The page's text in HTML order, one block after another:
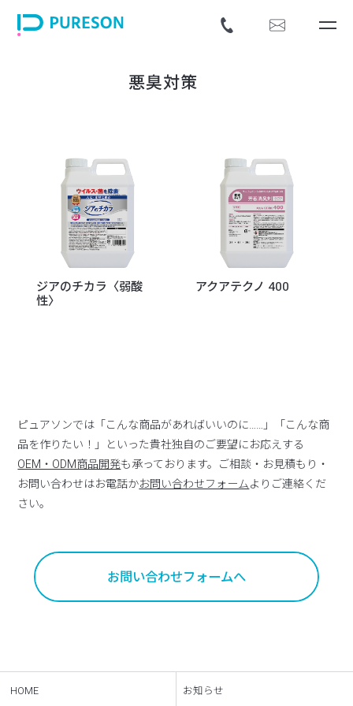
悪臭対策
ジアのチカラ〈弱酸
性〉
アクアテクノ 400
ピュアソンでは「こんな商品があればいいのに……」「こんな商
品を作りたい！」といった貴社独自のご要望にお応えする
OEM・ODM商品開発も承っております。ご相談・お見積もり・
お問い合わせはお電話かお問い合わせフォームよりご連絡くだ
さい。
お問い合わせフォームへ
HOME お知らせ